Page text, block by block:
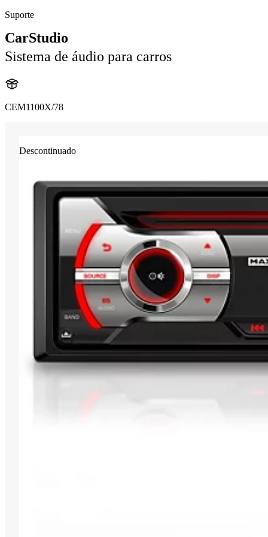
Suporte
CarStudio
Sistema de áudio para carros
CEM1100X/78
Descontinuado